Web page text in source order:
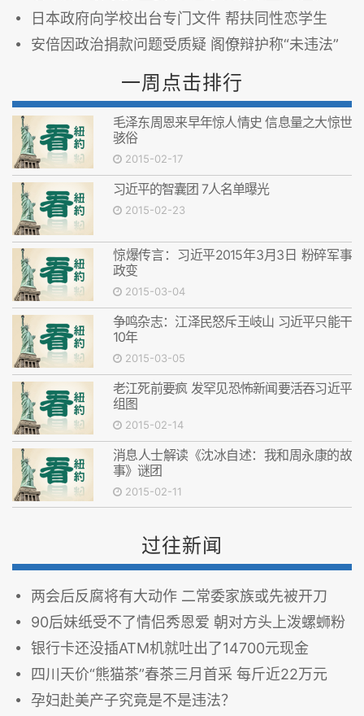
日本政府向学校出台专门文件 帮扶同性恋学生
安倍因政治捐款问题受质疑 阁僚辩护称“未违法”
一周点击排行
毛泽东周恩来早年惊人情史 信息量之大惊世
骇俗
2015-02-17
习近平的智囊团 7人名单曝光
2015-02-23
惊爆传言：习近平2015年3月3日 粉碎军事
政变
2015-03-04
争鸣杂志：江泽民怒斥王岐山 习近平只能干
10年
2015-03-05
老江死前要疯 发罕见恐怖新闻要活吞习近平
组图
2015-02-14
消息人士解读《沈冰自述：我和周永康的故
事》谜团
2015-02-11
过往新闻
两会后反腐将有大动作 二常委家族或先被开刀
90后妹纸受不了情侣秀恩爱 朝对方头上泼螺蛳粉
银行卡还没插ATM机就吐出了14700元现金
四川天价“熊猫茶”春茶三月首采 每斤近22万元
孕妇赴美产子究竟是不是违法？